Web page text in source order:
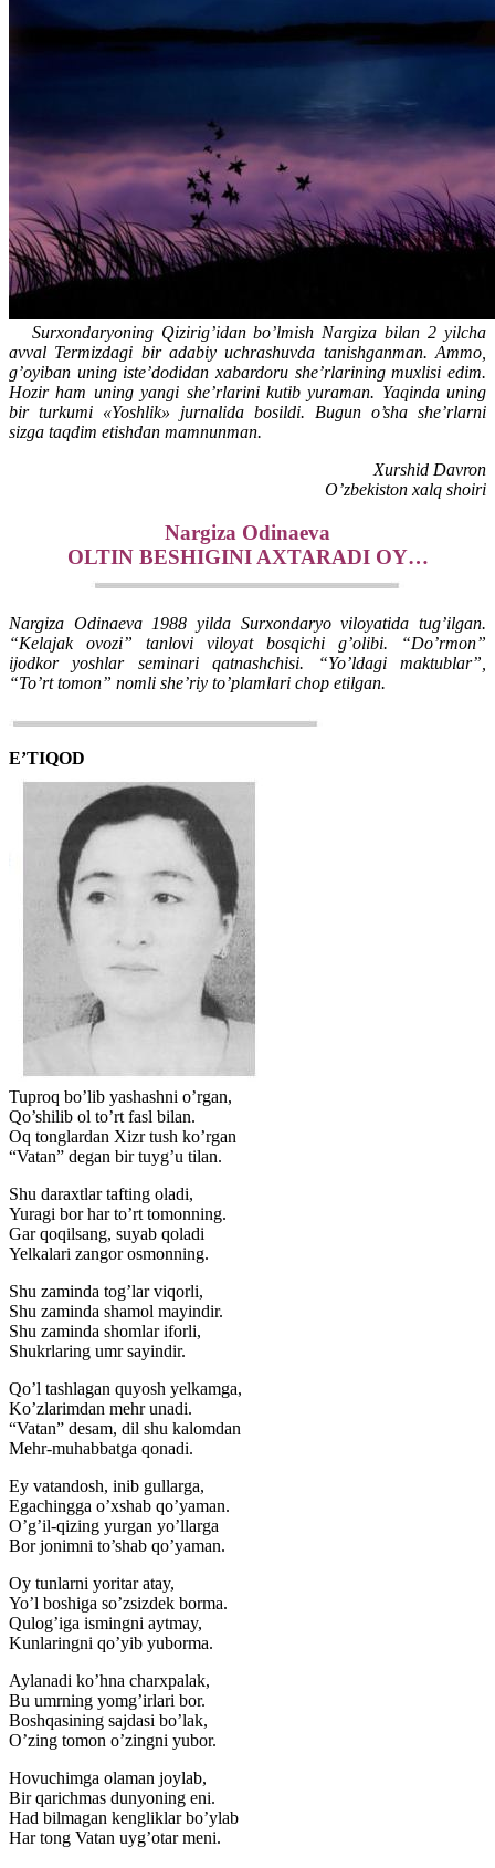
Surxondaryoning Qizirig’idan bo’lmish Nargiza bilan 2 yilcha
avval Termizdagi bir adabiy uchrashuvda tanishganman. Ammo,
g’oyiban uning iste’dodidan xabardoru she’rlarining muxlisi edim.
Hozir ham uning yangi she’rlarini kutib yuraman. Yaqinda uning
bir turkumi «Yoshlik» jurnalida bosildi. Bugun o’sha she’rlarni
sizga taqdim etishdan mamnunman.
Xurshid Davron
O’zbekiston xalq shoiri
Nargiza Odinaeva
OLTIN BESHIGINI AXTARADI OY…
Nargiza Odinaeva 1988 yilda Surxondaryo viloyatida tug’ilgan.
“Kelajak ovozi” tanlovi viloyat bosqichi g’olibi. “Do’rmon”
ijodkor yoshlar seminari qatnashchisi. “Yo’ldagi maktublar”,
“To’rt tomon” nomli she’riy to’plamlari chop etilgan.
E’TIQOD
Tuproq bo’lib yashashni o’rgan,
Qo’shilib ol to’rt fasl bilan.
Oq tonglardan Xizr tush ko’rgan
“Vatan” degan bir tuyg’u tilan.
Shu daraxtlar tafting oladi,
Yuragi bor har to’rt tomonning.
Gar qoqilsang, suyab qoladi
Yelkalari zangor osmonning.
Shu zaminda tog’lar viqorli,
Shu zaminda shamol mayindir.
Shu zaminda shomlar iforli,
Shukrlaring umr sayindir.
Qo’l tashlagan quyosh yelkamga,
Ko’zlarimdan mehr unadi.
“Vatan” desam, dil shu kalomdan
Mehr-muhabbatga qonadi.
Ey vatandosh, inib gullarga,
Egachingga o’xshab qo’yaman.
O’g’il-qizing yurgan yo’llarga
Bor jonimni to’shab qo’yaman.
Oy tunlarni yoritar atay,
Yo’l boshiga so’zsizdek borma.
Qulog’iga ismingni aytmay,
Kunlaringni qo’yib yuborma.
Aylanadi ko’hna charxpalak,
Bu umrning yomg’irlari bor.
Boshqasining sajdasi bo’lak,
O’zing tomon o’zingni yubor.
Hovuchimga olaman joylab,
Bir qarichmas dunyoning eni.
Had bilmagan kengliklar bo’ylab
Har tong Vatan uyg’otar meni.